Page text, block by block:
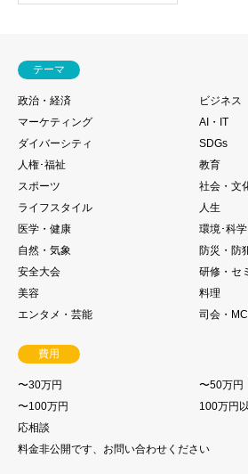
テーマ
政治・経済
ビジネス
マーケティング
AI・IT
ダイバーシティ
SDGs
人権･福祉
教育
スポーツ
社会・文
ライフスタイル
人生
医学・健康
環境･科学
自然・気象
防災・防
安全大会
研修・セ
美容
料理
エンタメ・芸能
司会・
費用
〜30万円
〜50万円
〜100万円
100万円
応相談
料金非公開です、お問い合わせください